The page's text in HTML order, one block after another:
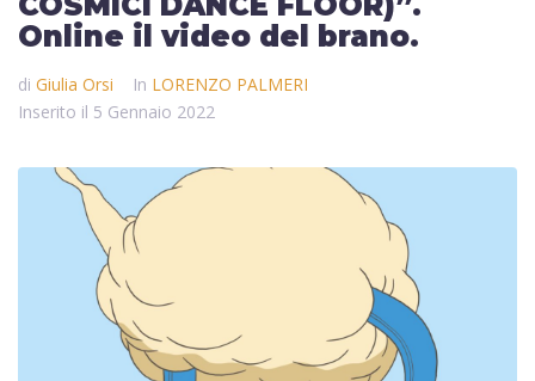
Online il video del brano.
di Giulia Orsi In LORENZO PALMERI
Inserito il 5 Gennaio 2022